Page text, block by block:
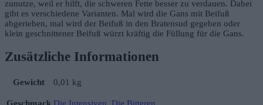
zunutze, weil er hilft, die schweren Fette besser zu verdauen. Dabei
gibt es verschiedene Varianten. Mal wird die Gans mit Beifuß
abgerieben, mal wird der Beifuß in den Bratensud gegeben oder
klein geschnittener Beifuß würzt kräftig die Füllung für die Gans.
Zusätzliche Informationen
Gewicht 0,01 kg